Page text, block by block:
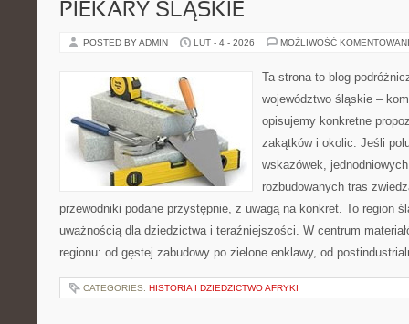
PIEKARY ŚLĄSKIE
POSTED BY ADMIN LUT - 4 - 2026 MOŻLIWOŚĆ
Ta strona to blog
województwo śląskie –
opisujemy konkretne
zakątków i okolic. Jeśli
wskazówek,
rozbudowanych tras
przewodniki podane przystępnie, z uwagą na konkret. To region
uważnością dla dziedzictwa i teraźniejszości. W centrum
regionu: od gęstej zabudowy po zielone enklawy, od
CATEGORIES: HISTORIA I DZIEDZICTWO AFRYKI